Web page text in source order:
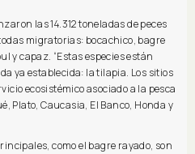
las 14.312 toneladas de peces
migratorias: bocachico, bagre
y capaz. “Estas especies están
ya establecida: la tilapia. Los sitios
ecosistémico asociado a la pesca
Plato, Caucasia, El Banco, Honda y
como el bagre rayado, son